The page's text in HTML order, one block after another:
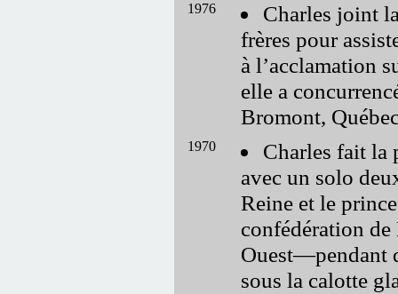
1976
Charles joint
frères pour
à l’acclamation
elle a
Bromont,
1970
Charles fait la
avec un solo
Reine et le
confédération
Ouest—pendant
sous la calotte